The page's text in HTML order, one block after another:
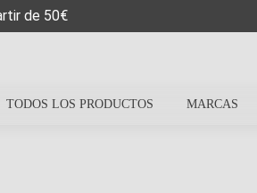
de 50€
TODOS LOS PRODUCTOS MARCAS